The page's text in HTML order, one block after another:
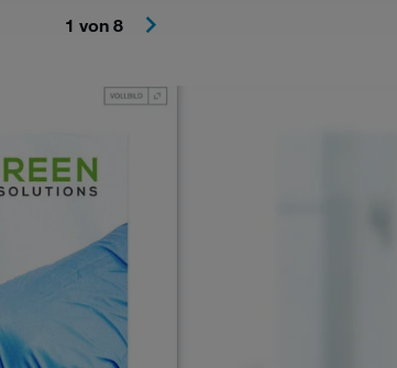
1 von 8